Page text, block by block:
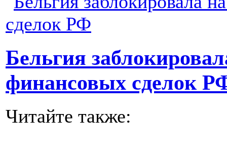
Бельгия
финансовых сделок
Читайте также: